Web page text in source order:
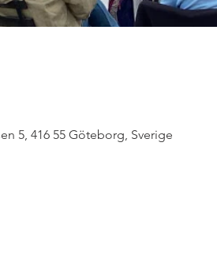
5, 416 55 Göteborg, Sverige